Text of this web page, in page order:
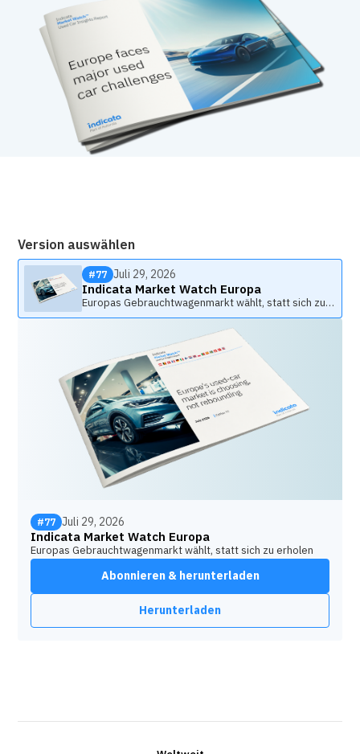
Version auswählen
#77 Juli 29, 2026
Indicata Market Watch Europa
Europas Gebrauchtwagenmarkt wählt, statt sich zu
erholen
#77 Juli 29, 2026
Indicata Market Watch Europa
Europas Gebrauchtwagenmarkt wählt, statt sich zu erholen
Abonnieren & herunterladen
Herunterladen